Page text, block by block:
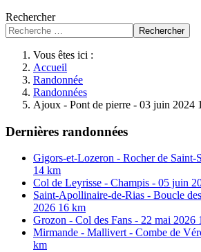
Rechercher
Rechercher
Vous êtes ici :
Accueil
Randonnée
Randonnées
Ajoux - Pont de pierre - 03 juin 2024
Dernières randonnées
Gigors-et-Lozeron - Rocher de Saint-
14 km
Col de Leyrisse - Champis - 05 juin
Saint-Apollinaire-de-Rias - Boucle
2026 16 km
Grozon - Col des Fans - 22 mai 2026
Mirmande - Mallivert - Combe de
km